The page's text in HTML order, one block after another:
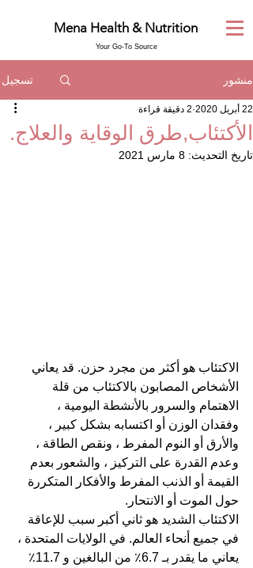
Mena Health & Nutrition
Your Go-To Source
منشور تسجيل
الأكتئاب,طرق الوقاية والعلاج.
22 أبريل 2020 2 دقيقة قراءة
تاريخ التحديث: 8 مارس 2021
الاكتئاب هو أكثر من مجرد حزن. قد يعاني
الأشخاص المصابون بالاكتئاب من قلة
الاهتمام والسرور بالأنشطة اليومية ،
وفقدان الوزن أو اكتسابه بشكل كبير ،
والأرق أو النوم المفرط ، ونقص الطاقة ،
وعدم القدرة على التركيز ، والشعور بعدم
القيمة أو الذنب المفرط والأفكار المتكررة
حول الموت أو الانتحار.
الاكتئاب الشديد هو ثاني أكبر سبب للإعاقة
في جميع أنحاء العالم. في الولايات المتحدة ،
يعاني ما يقدر بـ 6.7٪ من البالغين و 11.7٪